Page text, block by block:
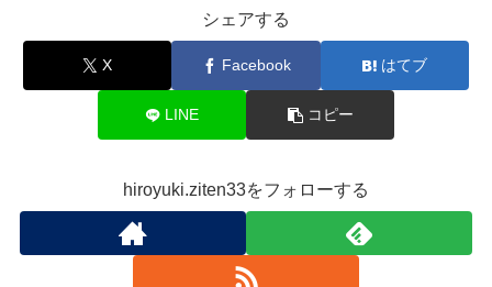
シェアする
X Facebook はてブ
LINE コピー
hiroyuki.ziten33をフォローする